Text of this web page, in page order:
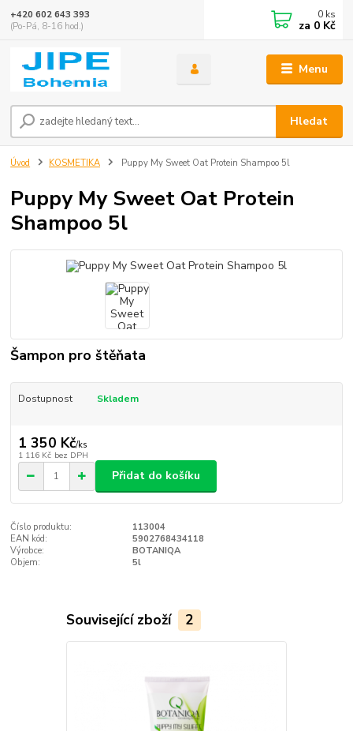
Menu
Hledat
+420 602 643 393
(Po-Pá, 8-16 hod.)
0 ks
za 0 Kč
Úvod KOSMETIKA Puppy My Sweet Oat Protein Shampoo 5l
Puppy My Sweet Oat Protein
Shampoo 5l
Šampon pro štěňata
Dostupnost Skladem
1 350 Kč/ks
1 116 Kč bez DPH
Přidat do košíku
Číslo produktu:
113004
EAN kód:
5902768434118
Výrobce:
BOTANIQA
Objem:
5l
Související zboží 2